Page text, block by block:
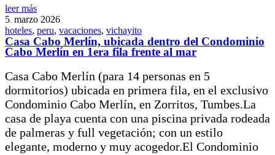
leer más
5. marzo 2026
hoteles, peru, vacaciones, vichayito
Casa Cabo Merlín, ubicada dentro del Condominio
Cabo Merlín en 1era fila frente al mar
Casa Cabo Merlín (para 14 personas en 5
dormitorios) ubicada en primera fila, en el exclusivo
Condominio Cabo Merlín, en Zorritos, Tumbes.La
casa de playa cuenta con una piscina privada rodeada
de palmeras y full vegetación; con un estilo
elegante, moderno y muy acogedor.El Condominio